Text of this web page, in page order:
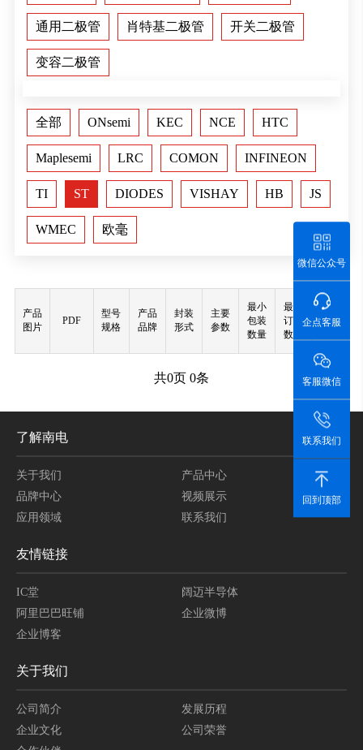
通用二极管 肖特基二极管 开关二极管
变容二极管
全部 ONsemi KEC NCE HTC
Maplesemi LRC COMON INFINEON
TI ST DIODES VISHAY HB JS
WMEC 欧毫
产品
图片
PDF
型号
规格
产品
品牌
封装
形式
主要
参数
最小
包装
数量
最小
订购
数量
购买
共0页 0条
了解南电
关于我们
产品中心
品牌中心
视频展示
应用领域
联系我们
友情链接
IC堂
阔迈半导体
阿里巴巴旺铺
企业微博
企业博客
关于我们
公司简介
发展历程
企业文化
公司荣誉
微信公众号
企点客服
客服微信
联系我们
回到顶部